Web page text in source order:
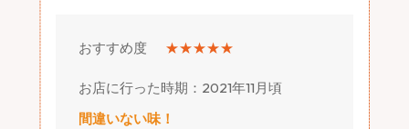
おすすめ度 ★★★★★
お店に行った時期：2021年11月頃
間違いない味！